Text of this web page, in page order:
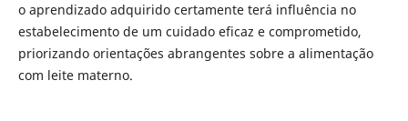
o aprendizado adquirido certamente terá influência no
estabelecimento de um cuidado eficaz e comprometido,
priorizando orientações abrangentes sobre a alimentação
com leite materno.